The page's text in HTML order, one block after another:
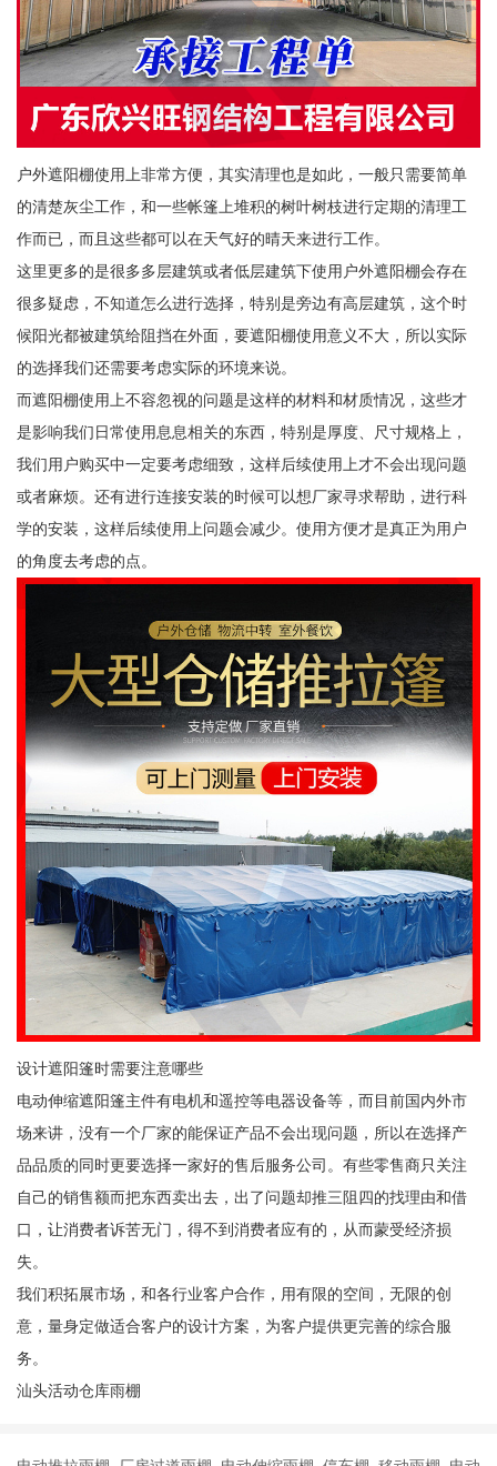
户外遮阳棚使用上非常方便，其实清理也是如此，一般只需要简单
的清楚灰尘工作，和一些帐篷上堆积的树叶树枝进行定期的清理工
作而已，而且这些都可以在天气好的晴天来进行工作。
这里更多的是很多多层建筑或者低层建筑下使用户外遮阳棚会存在
很多疑虑，不知道怎么进行选择，特别是旁边有高层建筑，这个时
候阳光都被建筑给阻挡在外面，要遮阳棚使用意义不大，所以实际
的选择我们还需要考虑实际的环境来说。
而遮阳棚使用上不容忽视的问题是这样的材料和材质情况，这些才
是影响我们日常使用息息相关的东西，特别是厚度、尺寸规格上，
我们用户购买中一定要考虑细致，这样后续使用上才不会出现问题
或者麻烦。还有进行连接安装的时候可以想厂家寻求帮助，进行科
学的安装，这样后续使用上问题会减少。使用方便才是真正为用户
的角度去考虑的点。
设计遮阳篷时需要注意哪些
电动伸缩遮阳篷主件有电机和遥控等电器设备等，而目前国内外市
场来讲，没有一个厂家的能保证产品不会出现问题，所以在选择产
品品质的同时更要选择一家好的售后服务公司。有些零售商只关注
自己的销售额而把东西卖出去，出了问题却推三阻四的找理由和借
口，让消费者诉苦无门，得不到消费者应有的，从而蒙受经济损
失。
我们积拓展市场，和各行业客户合作，用有限的空间，无限的创
意，量身定做适合客户的设计方案，为客户提供更完善的综合服
务。
汕头活动仓库雨棚